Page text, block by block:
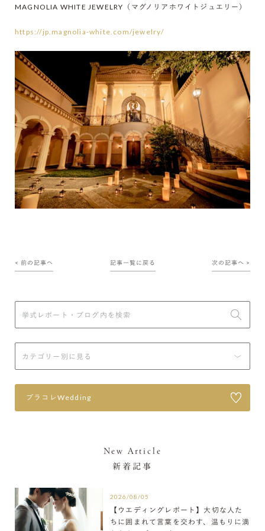
MAGNOLIA WHITE JEWELRY（マグノリアホワイトジュエリー）
https://jp.magnolia-white.com/jewelry/
< 前の記事へ 記事一覧に戻る 次の記事へ >
プラコレWedding
New Article
新着記事
2026/08/05
【ウエディングレポート】大切な人た
ちに囲まれて言葉を交わす、温もりに満